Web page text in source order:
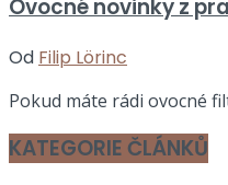
Ovocné novinky z
Od Filip Lörinc
Pokud máte rádi ovocné
KATEGORIE ČLÁNKŮ